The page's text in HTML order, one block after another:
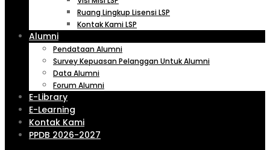
Ruang Lingkup Lisensi LSP
Kontak Kami LSP
Alumni
Pendataan Alumni
Survey Kepuasan Pelanggan Untuk Alumni
Data Alumni
Forum Alumni
E-Library
E-Learning
Kontak Kami
PPDB 2026-2027